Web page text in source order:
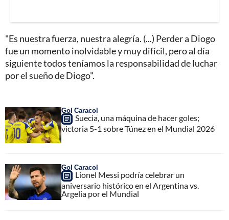
"Es nuestra fuerza, nuestra alegría. (...) Perder a Diogo
fue un momento inolvidable y muy difícil, pero al día
siguiente todos teníamos la responsabilidad de luchar
por el sueño de Diogo".
Gol Caracol
Suecia, una máquina de hacer goles;
victoria 5-1 sobre Túnez en el Mundial 2026
Gol Caracol
Lionel Messi podría celebrar un
aniversario histórico en el Argentina vs.
Argelia por el Mundial